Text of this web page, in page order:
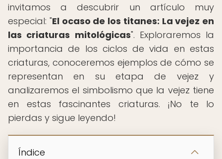
invitamos a descubrir un artículo muy
especial: "El ocaso de los titanes: La vejez en
las criaturas mitológicas". Exploraremos la
importancia de los ciclos de vida en estas
criaturas, conoceremos ejemplos de cómo se
representan en su etapa de vejez y
analizaremos el simbolismo que la vejez tiene
en estas fascinantes criaturas. ¡No te lo
pierdas y sigue leyendo!
Índice